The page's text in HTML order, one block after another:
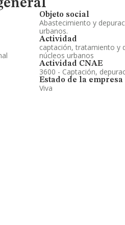
Objeto social
Abastecimiento y
urbanos.
Actividad
captación, tratamiento y
núcleos urbanos
Actividad CNAE
3600 - Captación,
Estado de la empresa
Viva